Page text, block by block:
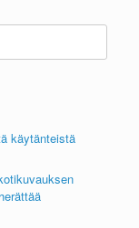
käytänteistä